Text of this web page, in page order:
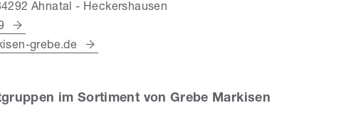
Ahnatal - Heckershausen
grebe.de
im Sortiment von Grebe Markisen